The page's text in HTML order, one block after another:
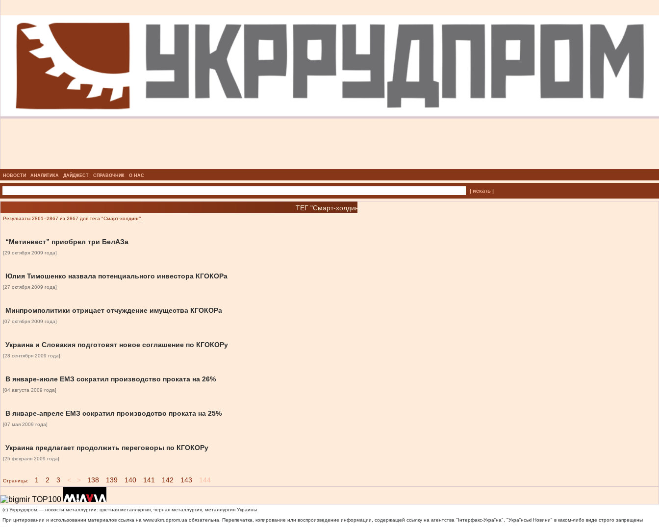
НОВОСТИ АНАЛИТИКА ДАЙДЖЕСТ СПРАВОЧНИК О НАС
| искать |
ТЕГ "Смарт-холдинг"
Результаты 2861–2867 из 2867 для тега "Смарт-холдинг".
“Метинвест” приобрел три БелАЗа
[29 октября 2009 года]
Юлия Тимошенко назвала потенциального инвестора КГОКОРа
[27 октября 2009 года]
Минпромполитики отрицает отчуждение имущества КГОКОРа
[07 октября 2009 года]
Украина и Словакия подготовят новое соглашение по КГОКОРу
[28 сентября 2009 года]
В январе-июле ЕМЗ сократил производство проката на 26%
[04 августа 2009 года]
В январе-апреле ЕМЗ сократил производство проката на 25%
[07 мая 2009 года]
Украина предлагает продолжить переговоры по КГОКОРу
[25 февраля 2009 года]
Страницы: 1 2 3 <...> 138 139 140 141 142 143 144
(c) Укррудпром — новости металлургии: цветная металлургия, черная металлургия, металлургия Украины
При цитировании и использовании материалов ссылка на www.ukrrudprom.ua обязательна. Перепечатка, копирование или воспроизведение информации, содержащей ссылку на агентства "Iнтерфакс-Україна", "Українськi Новини" в каком-либо виде строго запрещены